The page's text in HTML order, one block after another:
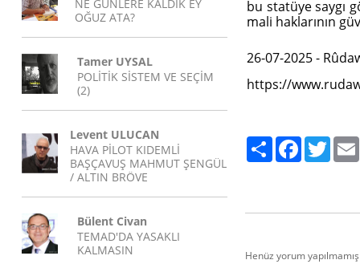
NE GÜNLERE KALDIK EY
OĞUZ ATA?
Tamer UYSAL
POLİTİK SİSTEM VE SEÇİM
(2)
Levent ULUCAN
HAVA PİLOT KIDEMLİ
BAŞÇAVUŞ MAHMUT ŞENGÜL
/ ALTIN BRÖVE
Bülent Civan
TEMAD'DA YASAKLI
KALMASIN
bu statüye saygı
mali haklarının
26-07-2025 -
https://
Paylaş Facebook
Henüz yorum